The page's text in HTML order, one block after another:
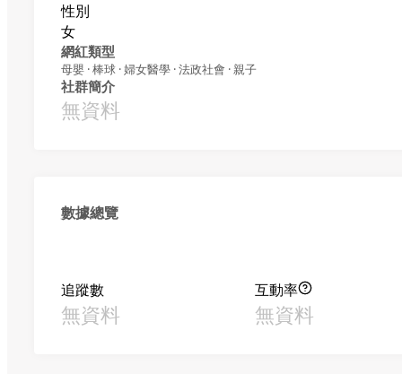
性別
女
網紅類型
母嬰 · 棒球 · 婦女醫學 · 法政社會 · 親子
社群簡介
無資料
數據總覽
追蹤數
無資料
互動率
無資料